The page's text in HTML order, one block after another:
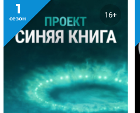
1
сезон 16+